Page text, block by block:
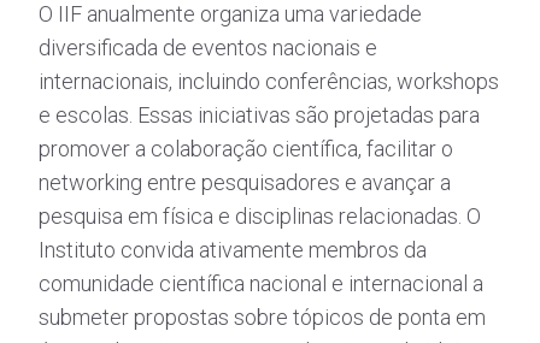
O IIF anualmente organiza uma variedade
diversificada de eventos nacionais e
internacionais, incluindo conferências, workshops
e escolas. Essas iniciativas são projetadas para
promover a colaboração científica, facilitar o
networking entre pesquisadores e avançar a
pesquisa em física e disciplinas relacionadas. O
Instituto convida ativamente membros da
comunidade científica nacional e internacional a
submeter propostas sobre tópicos de ponta em